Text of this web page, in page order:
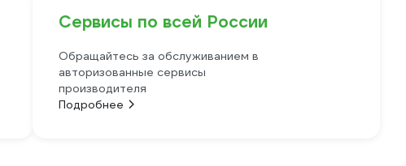
Сервисы по всей России
Обращайтесь за обслуживанием в
авторизованные сервисы
производителя
Подробнее